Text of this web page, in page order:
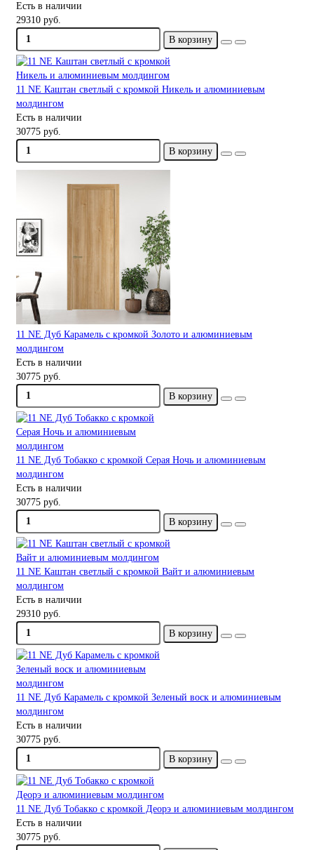
Есть в наличии
29310 руб.
В корзину
11 NE Каштан светлый с кромкой Никель и алюминиевым
молдингом
Есть в наличии
30775 руб.
В корзину
11 NE Дуб Карамель с кромкой Золото и алюминиевым
молдингом
Есть в наличии
30775 руб.
В корзину
11 NE Дуб Тобакко с кромкой Серая Ночь и алюминиевым
молдингом
Есть в наличии
30775 руб.
В корзину
11 NE Каштан светлый с кромкой Вайт и алюминиевым
молдингом
Есть в наличии
29310 руб.
В корзину
11 NE Дуб Карамель с кромкой Зеленый воск и алюминиевым
молдингом
Есть в наличии
30775 руб.
В корзину
11 NE Дуб Тобакко с кромкой Деорэ и алюминиевым молдингом
Есть в наличии
30775 руб.